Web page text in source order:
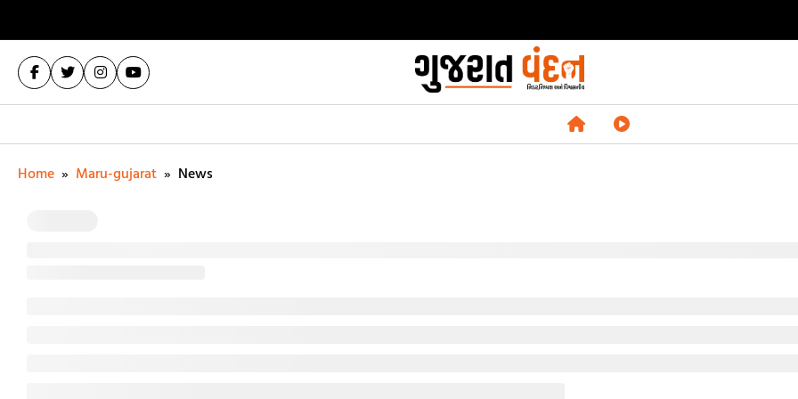
Home » Maru-gujarat » News